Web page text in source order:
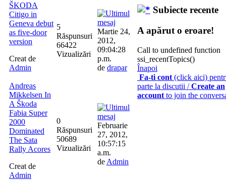
ŠKODA
Citigo in
Geneva debut
as five-door
version
Creat de
Admin
5
Răspunsuri
66422
Vizualizări
Martie 24,
2012,
09:04:28
p.m.
de drapar
Andreas
Mikkelsen In
A Škoda
Fabia Super
2000
Dominated
The Sata
Rally Acores
Creat de
Admin
0
Răspunsuri
50689
Vizualizări
Februarie
27, 2012,
10:57:15
a.m.
de Admin
Subiecte recente
A apărut o eroare!
Call to undefined function
ssi_recentTopics()
Înapoi
Fa-ti cont (click aici)
parte la discutii /Create an
account to join the